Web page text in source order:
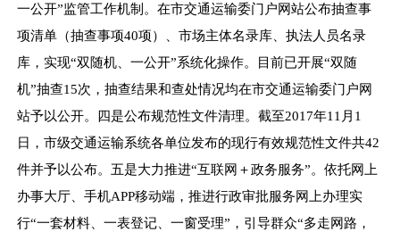
一公开”监管工作机制。在市交通运输委门户网站公布抽查事
项清单（抽查事项40项）、市场主体名录库、执法人员名录
库，实现“双随机、一公开”系统化操作。目前已开展“双随
机”抽查15次，抽查结果和查处情况均在市交通运输委门户网
站予以公开。四是公布规范性文件清理。截至2017年11 月 1
日，市级交通运输系统各单位发布的现行有效规范性文件共42
件并予以公布。五是大力推进“互联网＋政务服务”。依托网上
办事大厅、手机APP移动端，推进行政审批服务网上办理实
行“一套材料、一表登记、一窗受理” ，引导群众“多走网路，